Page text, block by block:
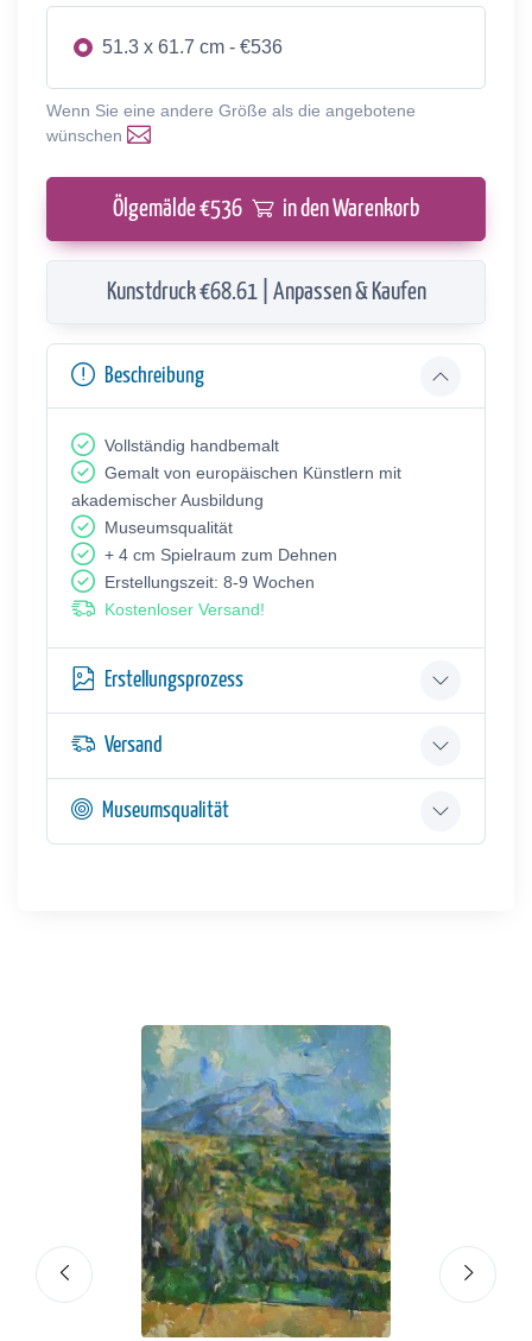
51.3 x 61.7 cm - €536
Wenn Sie eine andere Größe als die angebotene
wünschen
Ölgemälde €536 in den Warenkorb
Kunstdruck €68.61 | Anpassen & Kaufen
Beschreibung
Vollständig handbemalt
Gemalt von europäischen Künstlern mit
akademischer Ausbildung
Museumsqualität
+ 4 cm Spielraum zum Dehnen
Erstellungszeit: 8-9 Wochen
Kostenloser Versand!
Erstellungsprozess
Versand
Museumsqualität